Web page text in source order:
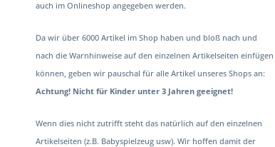
auch im Onlineshop angegeben werden.
Da wir über 6000 Artikel im Shop haben und bloß nach und
nach die Warnhinweise auf den einzelnen Artikelseiten einfügen
können, geben wir pauschal für alle Artikel unseres Shops an:
Achtung! Nicht für Kinder unter 3 Jahren geeignet!
Wenn dies nicht zutrifft steht das natürlich auf den einzelnen
Artikelseiten (z.B. Babyspielzeug usw). Wir hoffen damit der